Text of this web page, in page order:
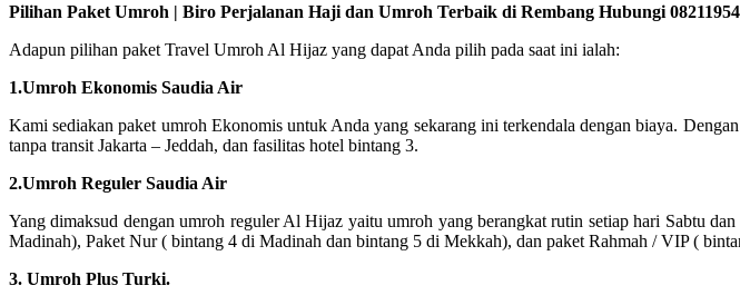
Pilihan Paket Umroh | Biro Perjalanan Haji dan Umroh Terbaik di Rembang Hubungi
Adapun pilihan paket Travel Umroh Al Hijaz yang dapat Anda pilih pada saat ini ialah:
1.Umroh Ekonomis Saudia Air
Kami sediakan paket umroh Ekonomis untuk Anda yang sekarang ini terkendala dengan biaya.
tanpa transit Jakarta – Jeddah, dan fasilitas hotel bintang 3.
2.Umroh Reguler Saudia Air
Yang dimaksud dengan umroh reguler Al Hijaz yaitu umroh yang berangkat rutin setiap hari Sabtu
Madinah), Paket Nur ( bintang 4 di Madinah dan bintang 5 di Mekkah), dan paket Rahmah / VIP (
3. Umroh Plus Turki.